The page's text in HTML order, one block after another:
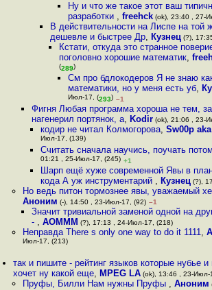
Ну и что же такое этот ваш
разработки ,freehck (ok), 23:40 , 27-
В действительности на Лиспе на той
дешевле и быстрее Др, Кузнец(?),
Кстати, откуда это странное
поголовно хорошие математик,
(289)
См про бдлокодеров Я не знаю
математики, но у меня есть уб,
Июл-17, (293) –1
Фигня Любая программа хороша не тем,
нагенерил портянок, а, Kodir(ok), 21:06 , 23-
кодир не читал Колмогорова,Sw00p
Июл-17, (139)
Считать сначала научись, поучать
01:21 , 25-Июл-17, (245) +1
Шарп ещё хуже современной Явы в
кода А уж инструментарий , Кузнец (?),
Но ведь питон тормознее явы, уважаемый
Аноним (-), 14:50 , 23-Июл-17, (92) –1
Значит тривиальной заменой одной на
- , АОМММ (?), 17:13 , 24-Июл-17, (218)
Неправда There s only one way to do it 1111,
Июл-17, (213)
так и пишите - рейтинг языков которые нубье
хочет ну какой еще, MPEG LA (ok), 13:46 , 23-Июл-
Пруфы, Билли Нам нужны Пруфы , Аноним